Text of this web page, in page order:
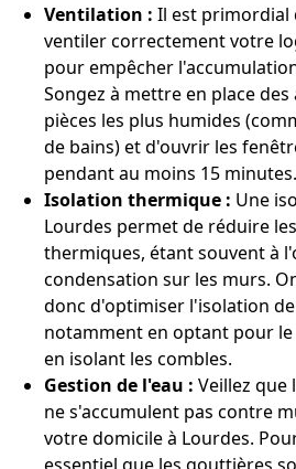
Ventilation : Il est primordial
ventiler correctement votre
pour empêcher
Songez à mettre en place
pièces les plus humides
de bains) et d'ouvrir les
pendant au moins 15 minutes.
Isolation thermique : Une
Lourdes permet de réduire
thermiques, étant souvent à
condensation sur les murs.
donc d'optimiser l'isolation
notamment en optant pour
en isolant les combles.
Gestion de l'eau : Veillez que
ne s'accumulent pas contre
votre domicile à Lourdes.